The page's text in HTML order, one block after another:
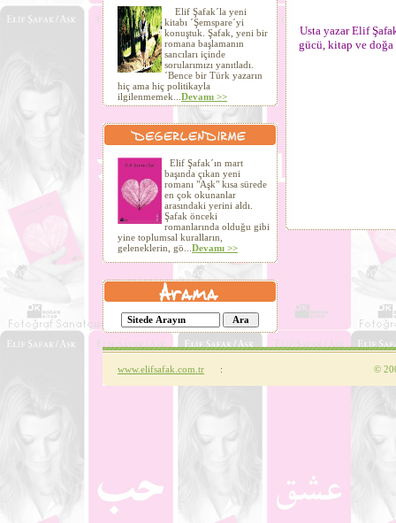
Elif Şafak´la yeni
kitabı ´Şemspare´yi
konuştuk. Şafak, yeni bir
romana başlamanın
sancıları içinde
sorularımızı yanıtladı.
´Bence bir Türk yazarın
hiç ama hiç politikayla
ilgilenmemek... Devamı >>
Elif Şafak´ın mart
başında çıkan yeni
romanı "Aşk" kısa sürede
en çok okunanlar
arasındaki yerini aldı.
Şafak önceki
romanlarında olduğu gibi
yine toplumsal kuralların,
geleneklerin, gö... Devamı >>
Usta yazar Elif
gücü, kitap ve
www.elifsafak.com.tr : ©